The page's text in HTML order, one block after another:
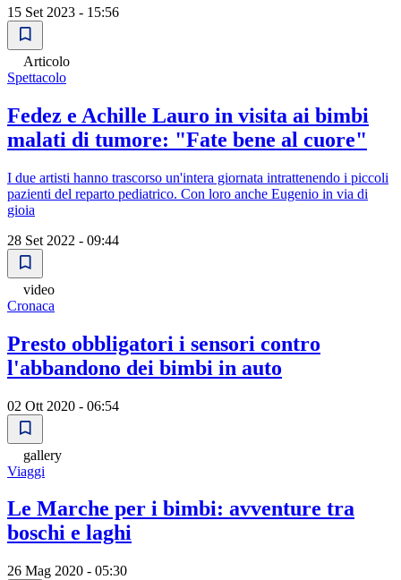
15 Set 2023 - 15:56
Articolo
Spettacolo
Fedez e Achille Lauro in visita ai bimbi
malati di tumore: "Fate bene al cuore"
I due artisti hanno trascorso un'intera giornata intrattenendo i piccoli
pazienti del reparto pediatrico. Con loro anche Eugenio in via di
gioia
28 Set 2022 - 09:44
video
Cronaca
Presto obbligatori i sensori contro
l'abbandono dei bimbi in auto
02 Ott 2020 - 06:54
gallery
Viaggi
Le Marche per i bimbi: avventure tra
boschi e laghi
26 Mag 2020 - 05:30